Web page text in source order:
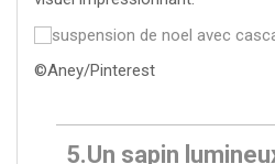
©Aney/Pinterest
5.Un sapin